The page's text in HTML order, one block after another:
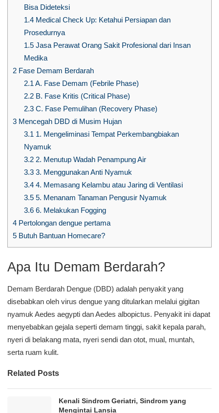
Bisa Dideteksi
1.4Medical Check Up: Ketahui Persiapan dan
Prosedurnya
1.5Jasa Perawat Orang Sakit Profesional dari Insan
Medika
2 Fase Demam Berdarah
2.1 A. Fase Demam (Febrile Phase)
2.2B. Fase Kritis (Critical Phase)
2.3C. Fase Pemulihan (Recovery Phase)
3 Mencegah DBD di Musim Hujan
3.1 1. Mengeliminasi Tempat Perkembangbiakan
Nyamuk
3.22. Menutup Wadah Penampung Air
3.33. Menggunakan Anti Nyamuk
3.44. Memasang Kelambu atau Jaring di Ventilasi
3.55. Menanam Tanaman Pengusir Nyamuk
3.66. Melakukan Fogging
4 Pertolongan dengue pertama
5 Butuh Bantuan Homecare?
Apa Itu Demam Berdarah?
Demam Berdarah Dengue (DBD) adalah penyakit yang
disebabkan oleh virus dengue yang ditularkan melalui gigitan
nyamuk Aedes aegypti dan Aedes albopictus. Penyakit ini dapat
menyebabkan gejala seperti demam tinggi, sakit kepala parah,
nyeri di belakang mata, nyeri sendi dan otot, mual, muntah,
serta ruam kulit.
Related Posts
Kenali Sindrom Geriatri, Sindrom yang
Mengintai Lansia